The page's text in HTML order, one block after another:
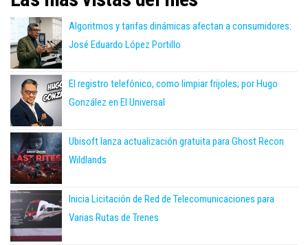
Algoritmos y tarifas dinámicas afectan a consumidores:
José Eduardo López Portillo
El registro telefónico, como limpiar frijoles; por Hugo
González en El Universal
Ubisoft lanza actualización gratuita para Ghost Recon
Wildlands
Inicia Licitación de Red de Telecomunicaciones para
Varias Rutas de Trenes